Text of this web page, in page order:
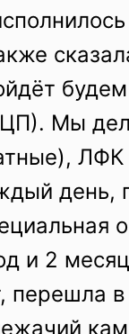
Мы
день,
и 2
перешла